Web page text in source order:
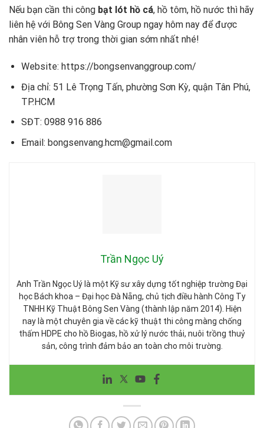
Nếu bạn cần thi công bạt lót hồ cá, hồ tôm, hồ nước thì hãy
liên hệ với Bông Sen Vàng Group ngay hôm nay để được
nhân viên hỗ trợ trong thời gian sớm nhất nhé!
Website: https://bongsenvanggroup.com/
Địa chỉ: 51 Lê Trọng Tấn, phường Sơn Kỳ, quận Tân Phú,
TP.HCM
SĐT: 0988 916 886
Email: bongsenvang.hcm@gmail.com
Trần Ngọc Uý
Anh Trần Ngọc Uý là một Kỹ sư xây dựng tốt nghiệp trường Đại
học Bách khoa – Đại học Đà Nẵng, chủ tịch điều hành Công Ty
TNHH Kỹ Thuật Bông Sen Vàng (thành lập năm 2014). Hiện
nay là một chuyên gia về các kỹ thuật thi công màng chống
thấm HDPE cho hồ Biogas, hồ xử lý nước thải, nuôi trồng thuỷ
sản, công trình đảm bảo an toàn cho môi trường.